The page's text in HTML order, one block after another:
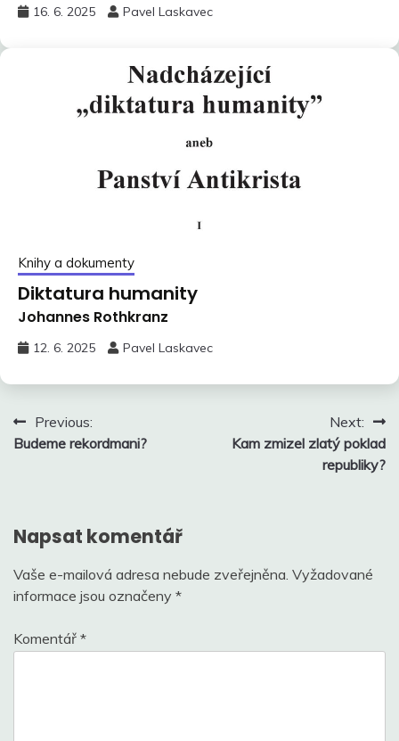
16. 6. 2025 Pavel Laskavec
Knihy a dokumenty
Diktatura humanity
Johannes Rothkranz
12. 6. 2025 Pavel Laskavec
Navigace
pro
Previous:
Budeme rekordmani?
Next:
Kam zmizel zlatý poklad
republiky?
Napsat komentář
Vaše e-mailová adresa nebude zveřejněna. Vyžadované
informace jsou označeny *
Komentář *